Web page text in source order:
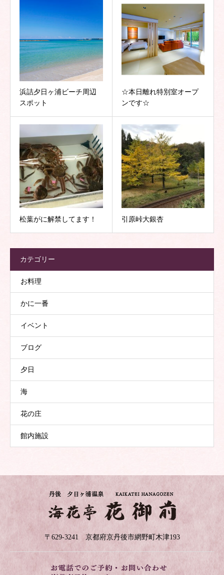
浜詰夕日ヶ浦ビーチ周辺
スポット
☆本日離れ特別室オープ
ンです☆
松葉がに解禁してます！ 引原峠大銀杏
カテゴリー
お料理
かに一番
イベント
ブログ
夕日
海
花の庄
館内施設
〒629-3241 京都府京丹後市網野町木津193